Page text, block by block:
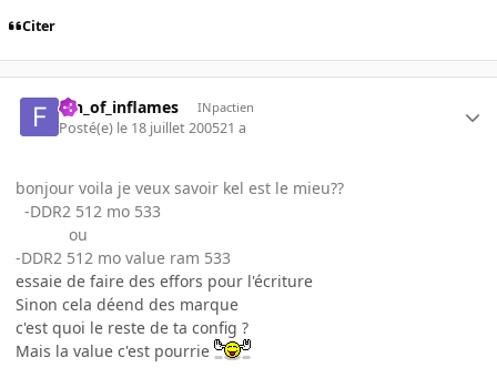
Citer
fan_of_inflames INpactien
Posté(e) le 18 juillet 200521 a
bonjour voila je veux savoir kel est le mieu??
-DDR2 512 mo 533
ou
-DDR2 512 mo value ram 533
essaie de faire des effors pour l'écriture
Sinon cela déend des marque
c'est quoi le reste de ta config ?
Mais la value c'est pourrie